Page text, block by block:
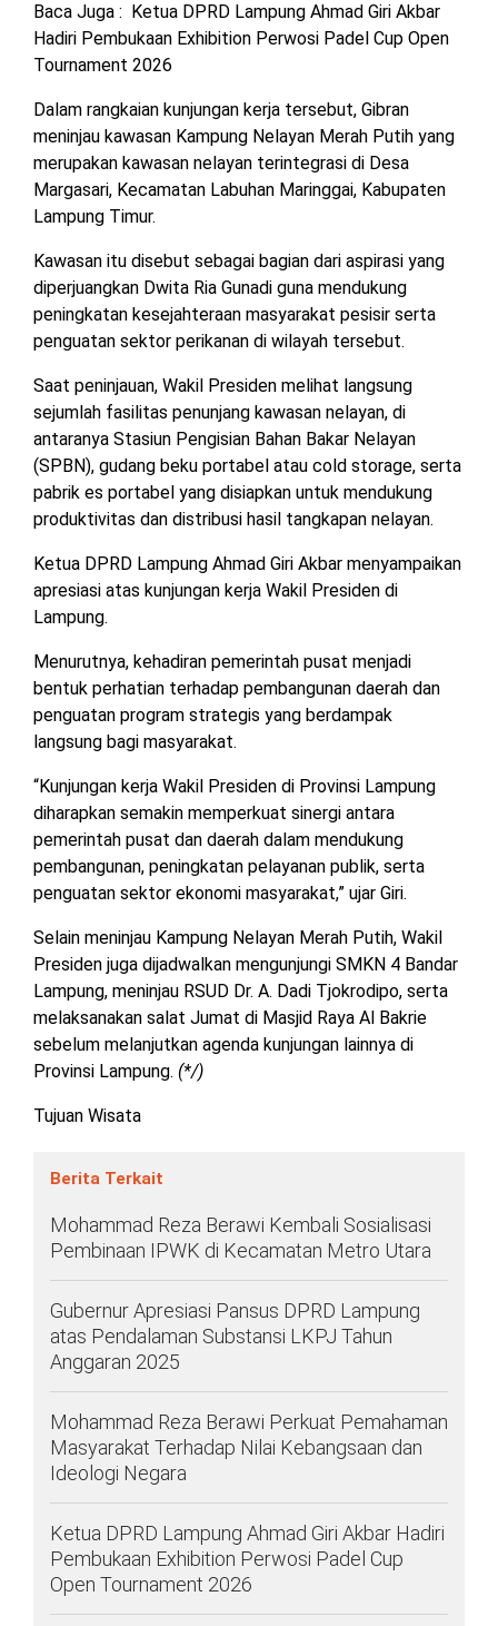
DPRD
TULANG
BAWANG
DPRD
TULANG
BAWANG
BARAT
WAYKANAN
INFO
KEBIJAKAN
SOSIAL
PEDOMAN
SIBER
REDAKSI
TENTANG
Baca Juga :
Ketua DPRD Lampung Ahmad Giri Akbar
Hadiri Pembukaan Exhibition Perwosi Padel Cup Open
Tournament 2026
Dalam rangkaian kunjungan kerja tersebut, Gibran
meninjau kawasan Kampung Nelayan Merah Putih yang
merupakan kawasan nelayan terintegrasi di Desa
Margasari, Kecamatan Labuhan Maringgai, Kabupaten
Lampung Timur.
Kawasan itu disebut sebagai bagian dari aspirasi yang
diperjuangkan Dwita Ria Gunadi guna mendukung
peningkatan kesejahteraan masyarakat pesisir serta
penguatan sektor perikanan di wilayah tersebut.
Saat peninjauan, Wakil Presiden melihat langsung
sejumlah fasilitas penunjang kawasan nelayan, di
antaranya Stasiun Pengisian Bahan Bakar Nelayan
(SPBN), gudang beku portabel atau cold storage, serta
pabrik es portabel yang disiapkan untuk mendukung
produktivitas dan distribusi hasil tangkapan nelayan.
Ketua DPRD Lampung Ahmad Giri Akbar menyampaikan
apresiasi atas kunjungan kerja Wakil Presiden di
Lampung.
Menurutnya, kehadiran pemerintah pusat menjadi
bentuk perhatian terhadap pembangunan daerah dan
penguatan program strategis yang berdampak
langsung bagi masyarakat.
“Kunjungan kerja Wakil Presiden di Provinsi Lampung
diharapkan semakin memperkuat sinergi antara
pemerintah pusat dan daerah dalam mendukung
pembangunan, peningkatan pelayanan publik, serta
penguatan sektor ekonomi masyarakat,” ujar Giri.
Selain meninjau Kampung Nelayan Merah Putih, Wakil
Presiden juga dijadwalkan mengunjungi SMKN 4 Bandar
Lampung, meninjau RSUD Dr. A. Dadi Tjokrodipo, serta
melaksanakan salat Jumat di Masjid Raya Al Bakrie
sebelum melanjutkan agenda kunjungan lainnya di
Provinsi Lampung. (*/)
Tujuan Wisata
Berita Terkait
Mohammad Reza Berawi Kembali Sosialisasi
Pembinaan IPWK di Kecamatan Metro Utara
Gubernur Apresiasi Pansus DPRD Lampung
atas Pendalaman Substansi LKPJ Tahun
Anggaran 2025
Mohammad Reza Berawi Perkuat Pemahaman
Masyarakat Terhadap Nilai Kebangsaan dan
Ideologi Negara
Ketua DPRD Lampung Ahmad Giri Akbar Hadiri
Pembukaan Exhibition Perwosi Padel Cup
Open Tournament 2026